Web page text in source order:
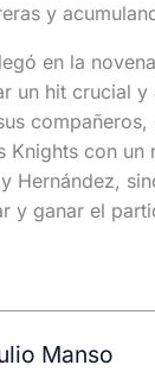
y
en la
un hit crucial
Knights con
Hernández,
y ganar el
Manso